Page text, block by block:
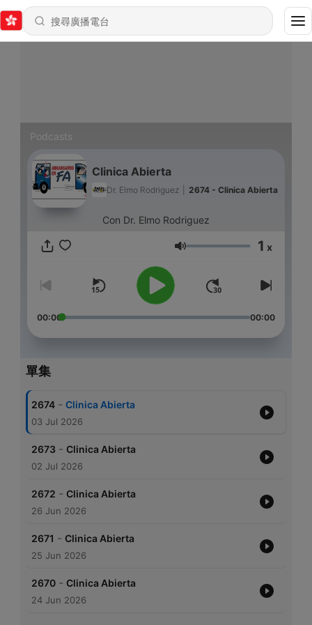
Podcasts
Cli­nica Abierta
Dr. Elmo Rodriguez 2674 - Cli­nica Abierta
Con Dr. Elmo Rodriguez
音量 1 x
00:00 00:00
單集
2674 - Cli­nica Abierta
03 Jul 2026
2673 - Cli­nica Abierta
02 Jul 2026
2672 - Cli­nica Abierta
26 Jun 2026
2671 - Cli­nica Abierta
25 Jun 2026
2670 - Cli­nica Abierta
24 Jun 2026